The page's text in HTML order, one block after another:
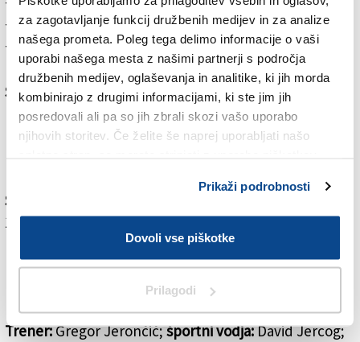
za zagotavljanje funkcij družbenih medijev in za analize
našega prometa. Poleg tega delimo informacije o vaši
uporabi našega mesta z našimi partnerji s področja
družbenih medijev, oglaševanja in analitike, ki jih morda
kombinirajo z drugimi informacijami, ki ste jim jih
posredovali ali pa so jih zbrali skozi vašo uporabo
njihovih storitev. Če želite še naprej uporabljati našo
Prikaži podrobnosti
Dovoli vse piškotke
Prilagodi
telovadnici. Slogaši bodo prve tedne predvidoma
trenirali vsak dan, nato pa bodo imeli tri treninge na
teden z dodatnim treningom z utežmi.
Sloga Tabor 2018/19
Podajalec:Loris Manià (/libero, 1979)
Korektorji:Peter Jerič (/sprejemalec, 1999), Vasilij
(/sprejemalec, 2000), Jordan Trento (1995)
Sprejemalci:
1993), Ambrož Peterlin (/podajalec, 1985)
Danjel Antoni (1995), Mirko Kante (1986), Elia
Riccobon (1999), Luis Vattovaz (/podajalec, 1999)
Andraž De Luisa (1997), Nicholas Privileggi
(1984)
Trener:Gregor Jerončič;športni vodja:David Jercog;